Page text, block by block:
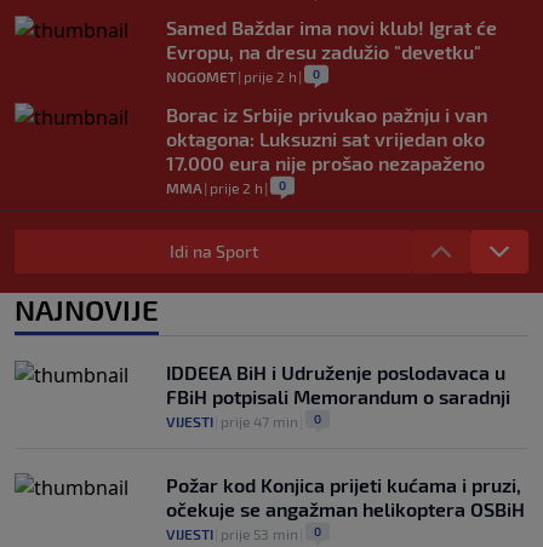
Samed Baždar ima novi klub! Igrat će
Evropu, na dresu zadužio "devetku"
NOGOMET| prije 2 h | 0
Borac iz Srbije privukao pažnju i van
oktagona: Luksuzni sat vrijedan oko
17.000 eura nije prošao nezapaženo
MMA | prije 2 h | 0
Novi detalji slučaja Dončić: Slovenski
mediji tvrde da bivša zaručnica nije
0
"Odlazim iz svog doma, ali vas nikada
neću zaboraviti"
KOŠARKA prije 2 h 0
Idi na Sport
NAJNOVIJE
IDDEEA BiH i Udruženje poslodavaca u
FBiH potpisali Memorandum o saradnji
VIJESTI prije 47 min 0
Požar kod Konjica prijeti kućama i pruzi,
očekuje se angažman helikoptera OSBiH
VIJESTI prije 53 min 0